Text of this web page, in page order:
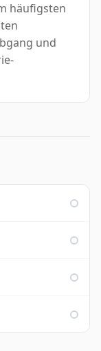
häufigsten
und